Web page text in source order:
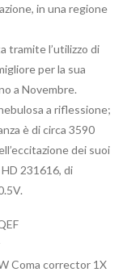
in una regione
tramite l’utilizzo di
per la sua
a Novembre.
a riflessione;
è di circa 3590
dei suoi
231616, di
Coma corrector 1X